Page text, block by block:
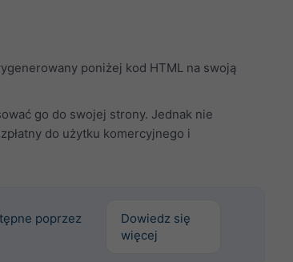
poniżej kod HTML na swoją
go do swojej strony. Jednak nie
do użytku komercyjnego i
poprzez
Dowiedz się
więcej